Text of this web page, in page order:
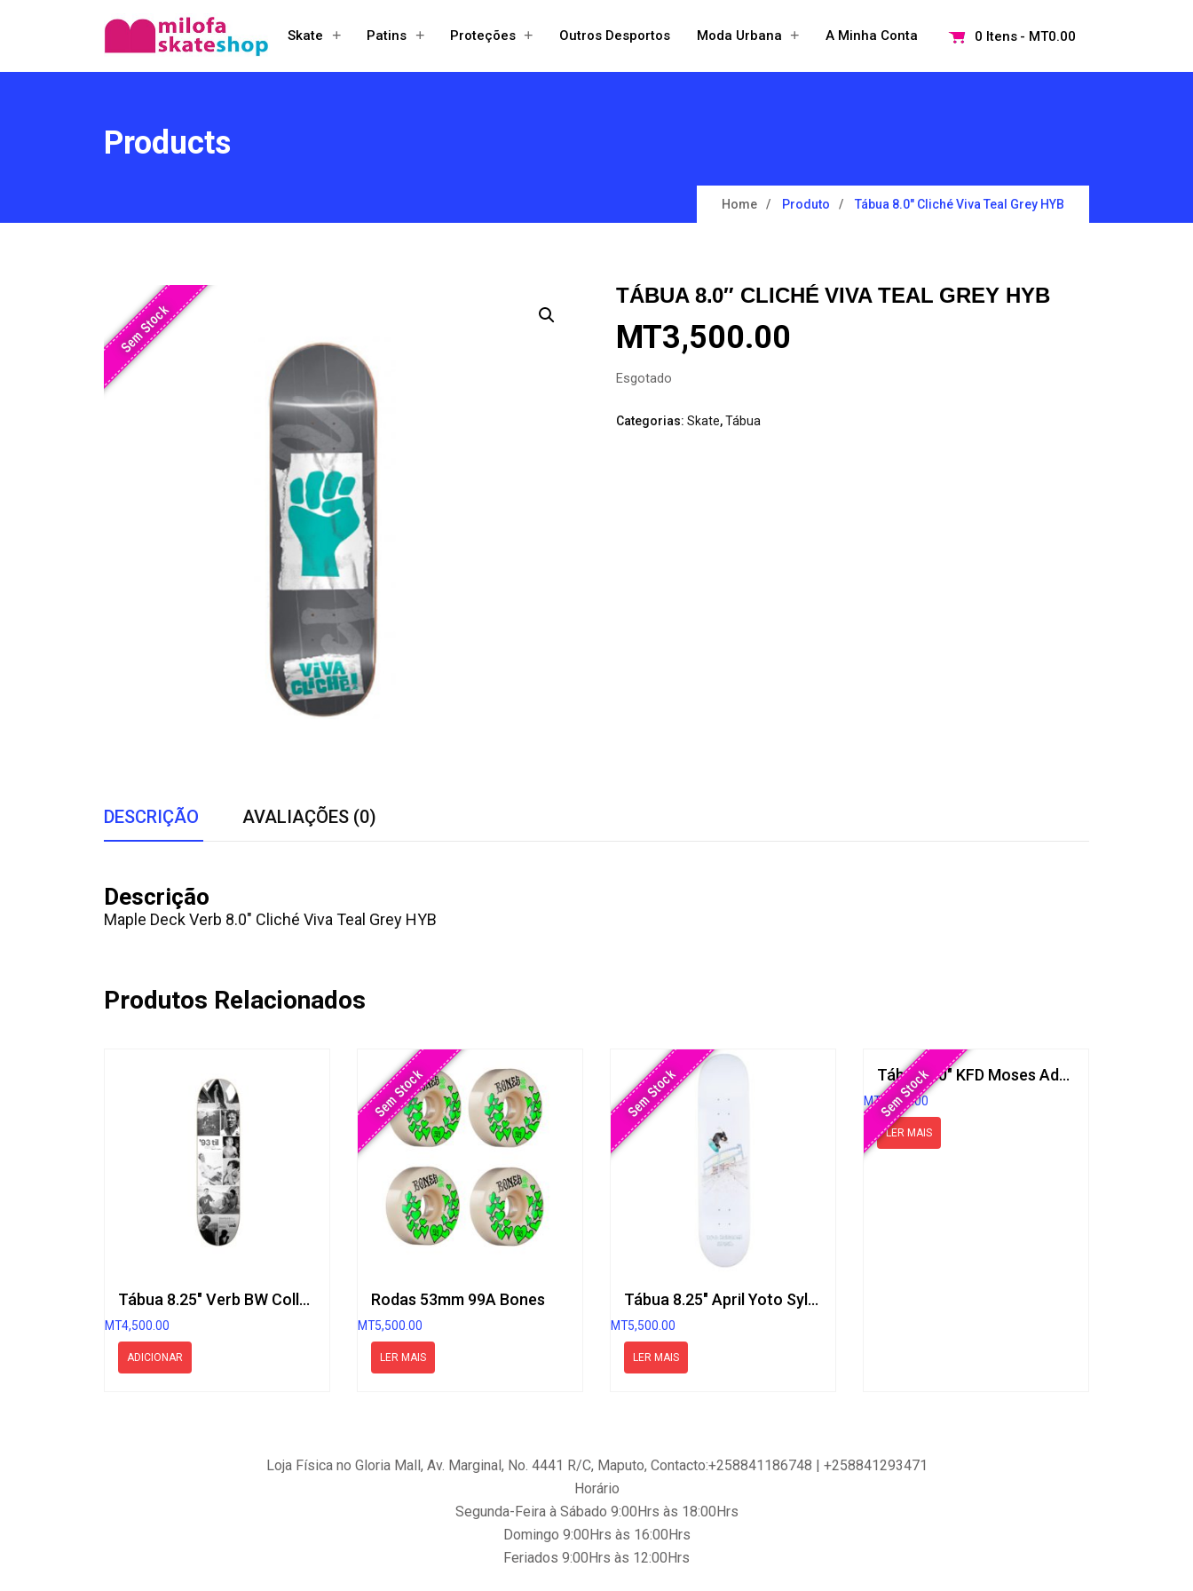
Skate +OpenPatins +OpenProteções +OpenOutros Desportos Moda Urbana +OpenA Minha Conta 0 Itens MT0.00
Products
Home Produto Tábua 8.0″ Cliché Viva Teal Grey HYB
Sem Stock
TÁBUA 8.0″ CLICHÉ VIVA TEAL GREY HYB
MT3,500.00
Esgotado
Categorias:Skate,Tábua
DESCRIÇÃO AVALIAÇÕES (0)
Descrição
Maple Deck Verb 8.0″ Cliché Viva Teal Grey HYB
Produtos Relacionados
Tábua 8.25″ Verb BW Collage 93 Series
MT4,500.00
ADICIONAR
Sem Stock
Rodas 53mm 99A Bones
MT5,500.00
LER MAIS
Sem Stock
Tábua 8.25″ April Yoto Sylmar 825
MT5,500.00
LER MAIS
Sem Stock Tábua 8.0″ KFD Moses Adams 3D Pro
MT4,000.00
LER MAIS
Loja Física no Gloria Mall, Av. Marginal, No. 4441 R/C, Maputo, Contacto:+258841186748 | +258841293471
Horário
Segunda-Feira à Sábado 9:00Hrs às 18:00Hrs
Domingo 9:00Hrs às 16:00Hrs
Feriados 9:00Hrs às 12:00Hrs